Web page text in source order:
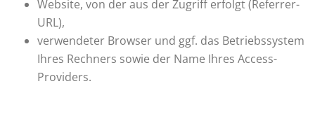
Website, von der aus der Zugriff erfolgt (Referrer-
URL),
verwendeter Browser und ggf. das Betriebssystem
Ihres Rechners sowie der Name Ihres Access-
Providers.